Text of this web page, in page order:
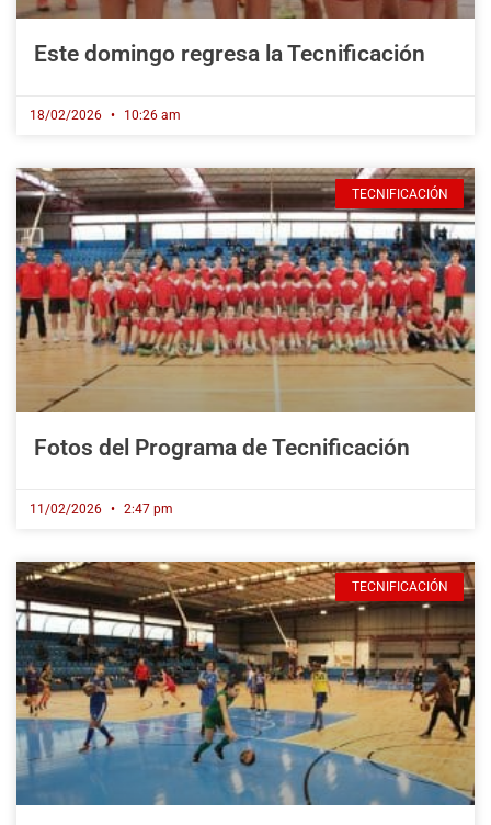
Este domingo regresa la Tecnificación
18/02/2026 10:26 am
TECNIFICACIÓN
Fotos del Programa de Tecnificación
11/02/2026 2:47 pm
TECNIFICACIÓN